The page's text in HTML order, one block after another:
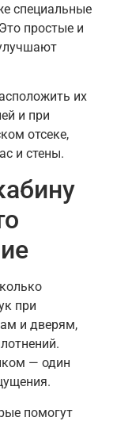
специальные
простые и
их
и при
отсеке,
и стены.
при
и дверям,
— один
помогут